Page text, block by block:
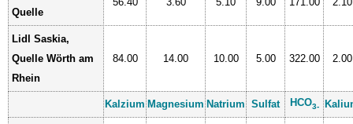
Quelle
Lidl Saskia,
Quelle Wörth am
Rhein
84.00 14.00 10.00 5.00 322.00 2.00
Kalzium Magnesium Natrium Sulfat HCO3-